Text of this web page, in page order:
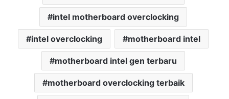
intel motherboard overclocking
intel overclocking motherboard intel
motherboard intel gen terbaru
motherboard overclocking terbaik